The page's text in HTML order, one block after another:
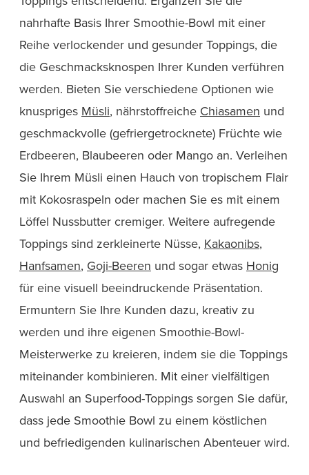
nahrhafte Basis Ihrer Smoothie-Bowl mit einer
Reihe verlockender und gesunder Toppings, die
die Geschmacksknospen Ihrer Kunden verführen
werden. Bieten Sie verschiedene Optionen wie
knuspriges Müsli, nährstoffreiche Chiasamen und
geschmackvolle (gefriergetrocknete) Früchte wie
Erdbeeren, Blaubeeren oder Mango an. Verleihen
Sie Ihrem Müsli einen Hauch von tropischem Flair
mit Kokosraspeln oder machen Sie es mit einem
Löffel Nussbutter cremiger. Weitere aufregende
Toppings sind zerkleinerte Nüsse, Kakaonibs,
Hanfsamen, Goji-Beeren und sogar etwas Honig
für eine visuell beeindruckende Präsentation.
Ermuntern Sie Ihre Kunden dazu, kreativ zu
werden und ihre eigenen Smoothie-Bowl-
Meisterwerke zu kreieren, indem sie die Toppings
miteinander kombinieren. Mit einer vielfältigen
Auswahl an Superfood-Toppings sorgen Sie dafür,
dass jede Smoothie Bowl zu einem köstlichen
und befriedigenden kulinarischen Abenteuer wird.